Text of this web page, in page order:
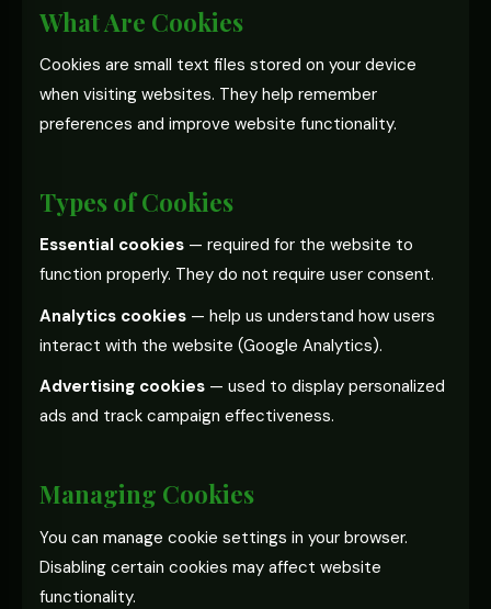
What Are Cookies
Cookies are small text files stored on your device
when visiting websites. They help remember
preferences and improve website functionality.
Types of Cookies
Essential cookies — required for the website to
function properly. They do not require user consent.
Analytics cookies — help us understand how users
interact with the website (Google Analytics).
Advertising cookies — used to display personalized
ads and track campaign effectiveness.
Managing Cookies
You can manage cookie settings in your browser.
Disabling certain cookies may affect website
functionality.